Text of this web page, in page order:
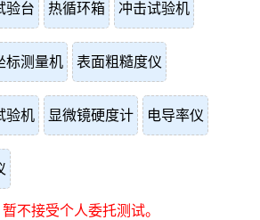
验台 热循环箱 冲击试验机
标测量机 表面粗糙度仪
验机 显微镜硬度计 电导率仪
不接受个人委托测试。